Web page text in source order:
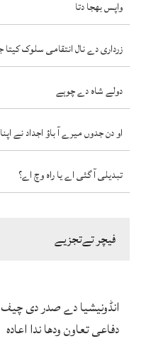
واپس بھجا دتا
زرداری دے نال انتقامی سلوک کیتا
دولے شاہ دے چوہے
او دن جدوں میرے آ باؤ اجداد نے
تبدیلی آ گئی اے یا راہ وچ اے؟
فیچر تےتجزیے
انڈونیشیا دے صدر دی
دفاعی تعاون ودھا ندا اعادہ